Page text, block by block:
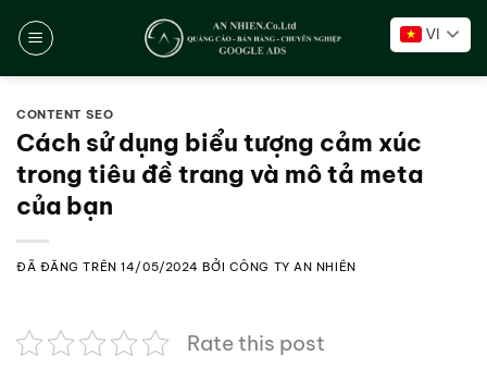
đến
VI
CONTENT SEO
Cách sử dụng biểu tượng cảm xúc
trong tiêu đề trang và mô tả meta
của bạn
ĐÃ ĐĂNG TRÊN14/05/2024 BỞI CÔNG TY AN NHIÊN
Rate this post